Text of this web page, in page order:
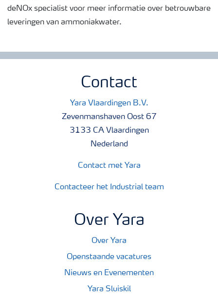
deNOx specialist voor meer informatie over betrouwbare
leveringen van ammoniakwater.
Contact
Yara Vlaardingen B.V.
Zevenmanshaven Oost 67
3133 CA Vlaardingen
Nederland
Contact met Yara
Contacteer het Industrial team
Over Yara
Over Yara
Openstaande vacatures
Nieuws en Evenementen
Yara Sluiskil